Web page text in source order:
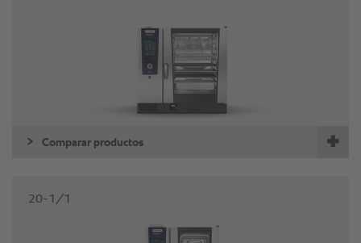
Comparar productos
20-1/1